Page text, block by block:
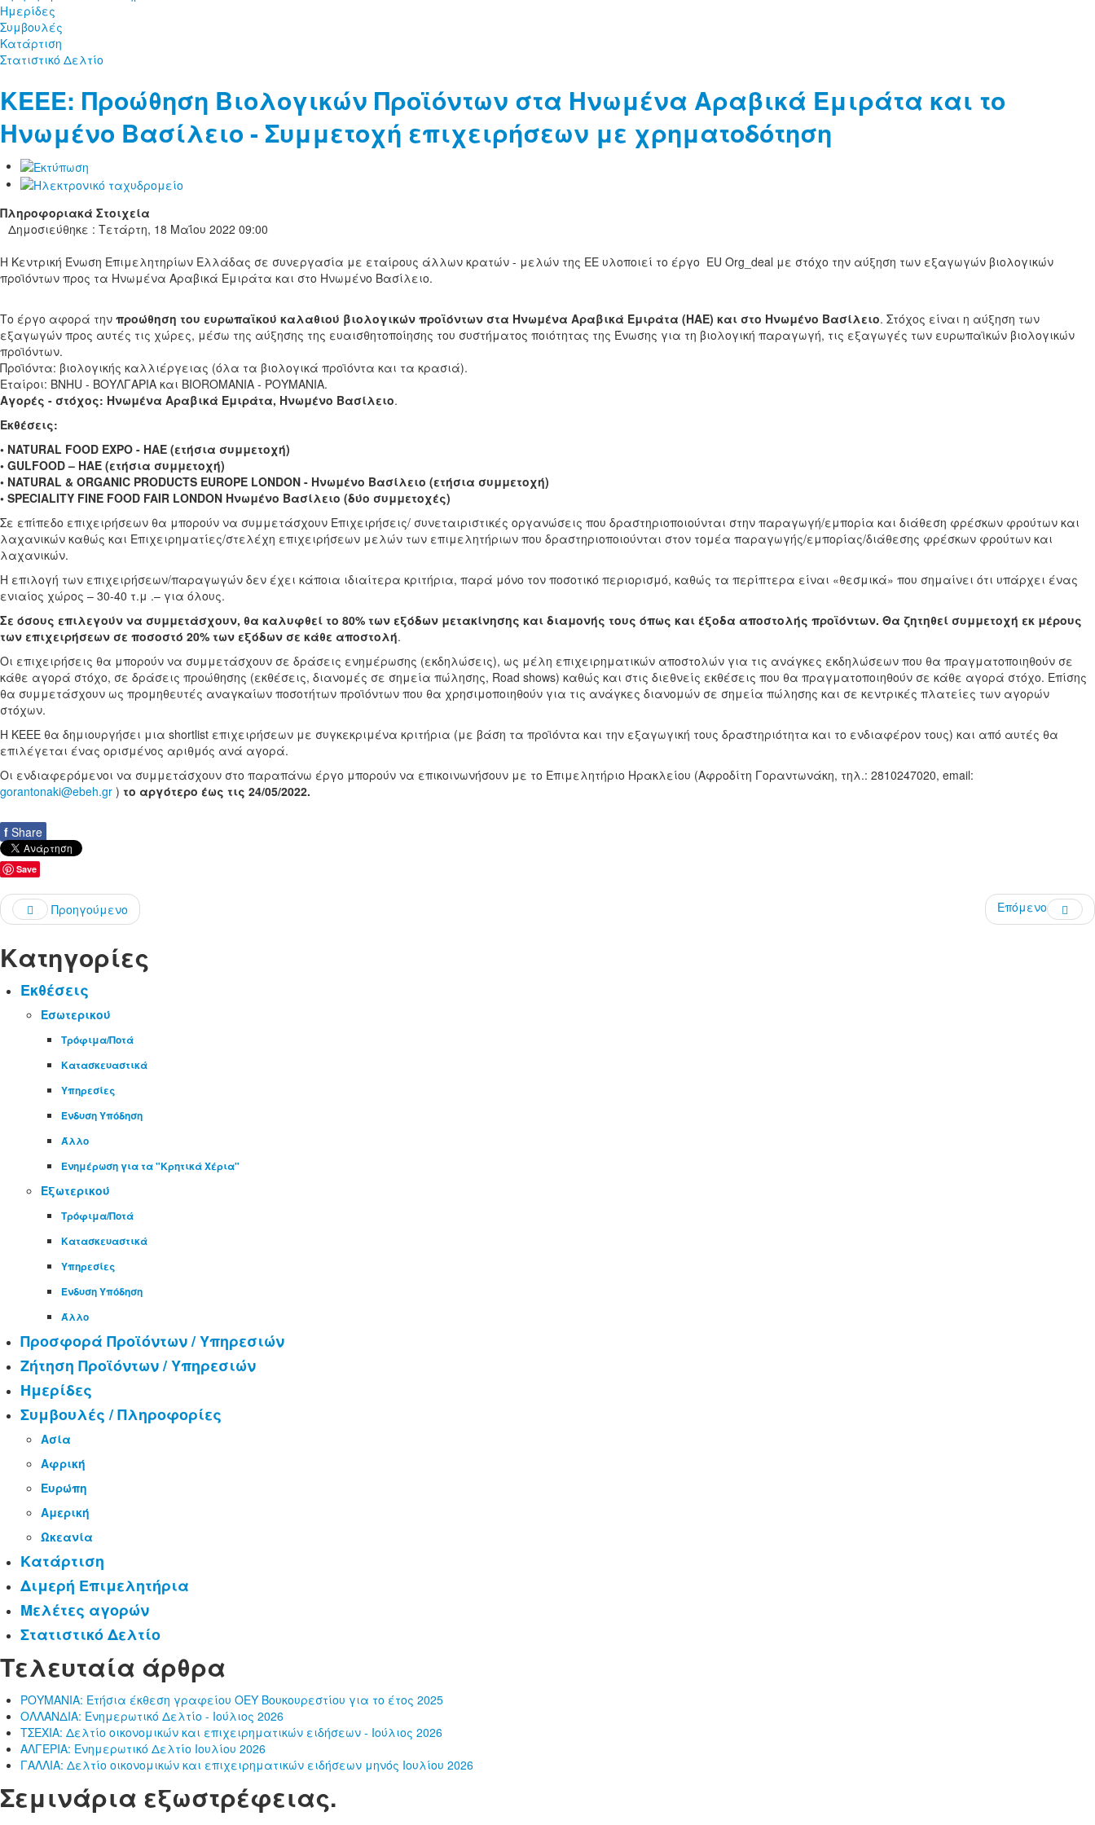
Ημερίδες
Συμβουλές
Κατάρτιση
Στατιστικό Δελτίο
KEEE: Προώθηση Βιολογικών Προϊόντων στα Ηνωμένα Αραβικά Εμιράτα και το
Ηνωμένο Βασίλειο - Συμμετοχή επιχειρήσεων με χρηματοδότηση
Πληροφοριακά Στοιχεία
Δημοσιεύθηκε : Τετάρτη, 18 Μαΐου 2022 09:00
Η Κεντρική Ένωση Επιμελητηρίων Ελλάδας σε συνεργασία με εταίρους άλλων κρατών - μελών της ΕΕ υλοποιεί το έργο EU Org_deal με στόχο την αύξηση των εξαγωγών βιολογικών
προϊόντων προς τα Ηνωμένα Αραβικά Εμιράτα και στο Ηνωμένο Βασίλειο.
Το έργο αφορά την προώθηση του ευρωπαϊκού καλαθιού βιολογικών προϊόντων στα Ηνωμένα Αραβικά Εμιράτα (ΗΑΕ) και στο Ηνωμένο Βασίλειο. Στόχος είναι η αύξηση των
εξαγωγών προς αυτές τις χώρες, μέσω της αύξησης της ευαισθητοποίησης του συστήματος ποιότητας της Ένωσης για τη βιολογική παραγωγή, τις εξαγωγές των ευρωπαϊκών βιολογικών
προϊόντων.
Προϊόντα: βιολογικής καλλιέργειας (όλα τα βιολογικά προϊόντα και τα κρασιά).
Εταίροι: BNHU - ΒΟΥΛΓΑΡΙΑ και BIOROMANIA - ΡΟΥΜΑΝΙΑ.
Αγορές - στόχος: Ηνωμένα Αραβικά Εμιράτα, Ηνωμένο Βασίλειο.
Εκθέσεις:
• NATURAL FOOD EXPO - HAE (ετήσια συμμετοχή)
• GULFOOD – HAE (ετήσια συμμετοχή)
• NATURAL & ORGANIC PRODUCTS EUROPE LONDON - Ηνωμένο Βασίλειο (ετήσια συμμετοχή)
• SPECIALITY FINE FOOD FAIR LONDON Ηνωμένο Βασίλειο (δύο συμμετοχές)
Σε επίπεδο επιχειρήσεων θα μπορούν να συμμετάσχουν Επιχειρήσεις/ συνεταιριστικές οργανώσεις που δραστηριοποιούνται στην παραγωγή/εμπορία και διάθεση φρέσκων φρούτων και
λαχανικών καθώς και Επιχειρηματίες/στελέχη επιχειρήσεων μελών των επιμελητήριων που δραστηριοποιούνται στον τομέα παραγωγής/εμπορίας/διάθεσης φρέσκων φρούτων και
λαχανικών.
Η επιλογή των επιχειρήσεων/παραγωγών δεν έχει κάποια ιδιαίτερα κριτήρια, παρά μόνο τον ποσοτικό περιορισμό, καθώς τα περίπτερα είναι «θεσμικά» που σημαίνει ότι υπάρχει ένας
ενιαίος χώρος – 30-40 τ.μ .– για όλους.
Σε όσους επιλεγούν να συμμετάσχουν, θα καλυφθεί το 80% των εξόδων μετακίνησης και διαμονής τους όπως και έξοδα αποστολής προϊόντων. Θα ζητηθεί συμμετοχή εκ μέρους
των επιχειρήσεων σε ποσοστό 20% των εξόδων σε κάθε αποστολή.
Οι επιχειρήσεις θα μπορούν να συμμετάσχουν σε δράσεις ενημέρωσης (εκδηλώσεις), ως μέλη επιχειρηματικών αποστολών για τις ανάγκες εκδηλώσεων που θα πραγματοποιηθούν σε
κάθε αγορά στόχο, σε δράσεις προώθησης (εκθέσεις, διανομές σε σημεία πώλησης, Road shows) καθώς και στις διεθνείς εκθέσεις που θα πραγματοποιηθούν σε κάθε αγορά στόχο. Επίσης
θα συμμετάσχουν ως προμηθευτές αναγκαίων ποσοτήτων προϊόντων που θα χρησιμοποιηθούν για τις ανάγκες διανομών σε σημεία πώλησης και σε κεντρικές πλατείες των αγορών
στόχων.
Η ΚΕΕΕ θα δημιουργήσει μια shortlist επιχειρήσεων με συγκεκριμένα κριτήρια (με βάση τα προϊόντα και την εξαγωγική τους δραστηριότητα και το ενδιαφέρον τους) και από αυτές θα
επιλέγεται ένας ορισμένος αριθμός ανά αγορά.
Οι ενδιαφερόμενοι να συμμετάσχουν στο παραπάνω έργο μπορούν να επικοινωνήσουν με το Επιμελητήριο Ηρακλείου (Αφροδίτη Γοραντωνάκη, τηλ.: 2810247020, email:
gorantonaki@ebeh.gr ) το αργότερο έως τις 24/05/2022.
f Share
Save
Προηγούμενο Επόμενο
Κατηγορίες
Εκθέσεις
Εσωτερικού
Τρόφιμα/Ποτά
Κατασκευαστικά
Υπηρεσίες
Ένδυση Υπόδηση
Άλλο
Ενημέρωση για τα "Κρητικά Χέρια"
Εξωτερικού
Τρόφιμα/Ποτά
Κατασκευαστικά
Υπηρεσίες
Ένδυση Υπόδηση
Άλλο
Προσφορά Προϊόντων / Υπηρεσιών
Ζήτηση Προϊόντων / Υπηρεσιών
Ημερίδες
Συμβουλές / Πληροφορίες
Ασία
Αφρική
Ευρώπη
Αμερική
Ωκεανία
Κατάρτιση
Διμερή Επιμελητήρια
Μελέτες αγορών
Στατιστικό Δελτίο
Τελευταία άρθρα
ΡΟΥΜΑΝΙΑ: Ετήσια έκθεση γραφείου ΟΕΥ Βουκουρεστίου για το έτος 2025
ΟΛΛΑΝΔΙΑ: Ενημερωτικό Δελτίο - Ιούλιος 2026
ΤΣΕΧΙΑ: Δελτίο οικονομικών και επιχειρηματικών ειδήσεων - Ιούλιος 2026
ΑΛΓΕΡΙΑ: Ενημερωτικό Δελτίο Ιουλίου 2026
ΓΑΛΛΙΑ: Δελτίο οικονομικών και επιχειρηματικών ειδήσεων μηνός Ιουλίου 2026
Σεμινάρια εξωστρέφειας.